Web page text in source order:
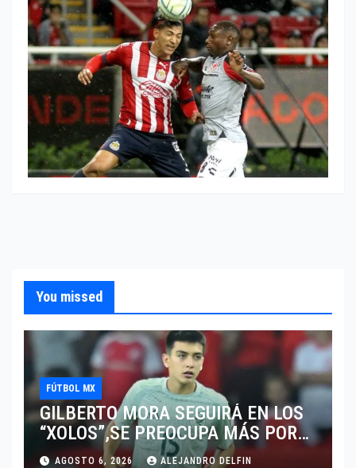
You missed
FÚTBOL MX
GILBERTO MORA SEGUIRÁ EN LOS
“XOLOS”,SE PREOCUPA MÁS POR
JUGAR EN SU EQUIPO.
AGOSTO 6, 2026 ALEJANDRO DELFIN